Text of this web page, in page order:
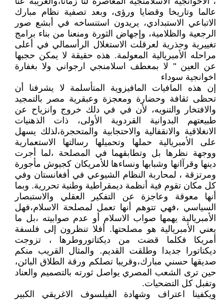
عالما وتاريخا وقضايا ورؤى، وبعد تصفية نظام مبارك
الاتباعي الاستبدادي، يريدون استنساخه في أبشع صور
الرجعية والظلامية، وإجهاض الثورة ومنعنا من بناء برامج
تغييرية وجذرية لعرقلت الاستغلال الرأسمالي في أعلى
مراحله الأمبريالية المعولمة. هذه حقيقة لا يمكن حجبها
عن العين " لا بمعطف اسلامنجي ارجواني ولا بغفارة
اخوانجية سوداء
إن هذه المافيات المافيزوية المتأسلمة لا يشرفنا أن
تحظى ثقافة وحضارة ومعجزة وعبقرية مصر بالتمجيد
والافتخار والتنويه، لأن في في دلك خروج وانزياح عن
طبيعتهم البدوانية القردوية الأولى، ذات الذهنيات
الانغلاقية والانقفالية والاحتجابية والمتحجرة،لذلك يسهل
على الأمبريالية حملها وتحميلها رسالتها الاستعمارية
ووجهة نظرها بل وتطابقهما في المصلحة ،لما أجرت
دينها وقرآانها وشبابها ونساءها للأمريكان كجيوش مأجورة
ومرتزقة ، لمحاربة النظام الشيوعي في أفغانستان وفي
كل مكان تقوم فية أنظمة ديمقراطية وطنية تحررية. وبما
أنها معوقة وعاجزة عن التفكير العقلي والاستبصار
السياسي ،فهي تتوهم أنها تعمل لمصلحة الاسلام،فهل
الأمبريالية يهمها صواب الاسلام أو عدم صوابيته ،بل ما
يعني الأمبريالية هو مصلحتها. أفلا تنظرون إلى فلسفة
أمريكا فكلما قضت من ديكتاتوروطرها ، تزوجت
ديكتاتورا جديدا وطلقت القديم. والمثال القريب منكم
صديقها حسني مبارك،وقريبا تصلكم ورقة الطلاق البائن،
حين ترى الشعب المصري يواصل ثورته بالتصميم والعناد
وتفبل كل التضحيات.
ويكفينا اعتراف وشهادة الفيلسوف الاغريقي الكبير